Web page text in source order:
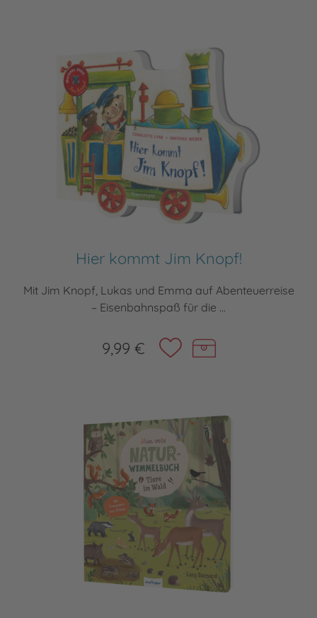
Hier kommt Jim Knopf!
Mit Jim Knopf, Lukas und Emma auf Abenteuerreise
– Eisenbahnspaß für die ...
9,99 €